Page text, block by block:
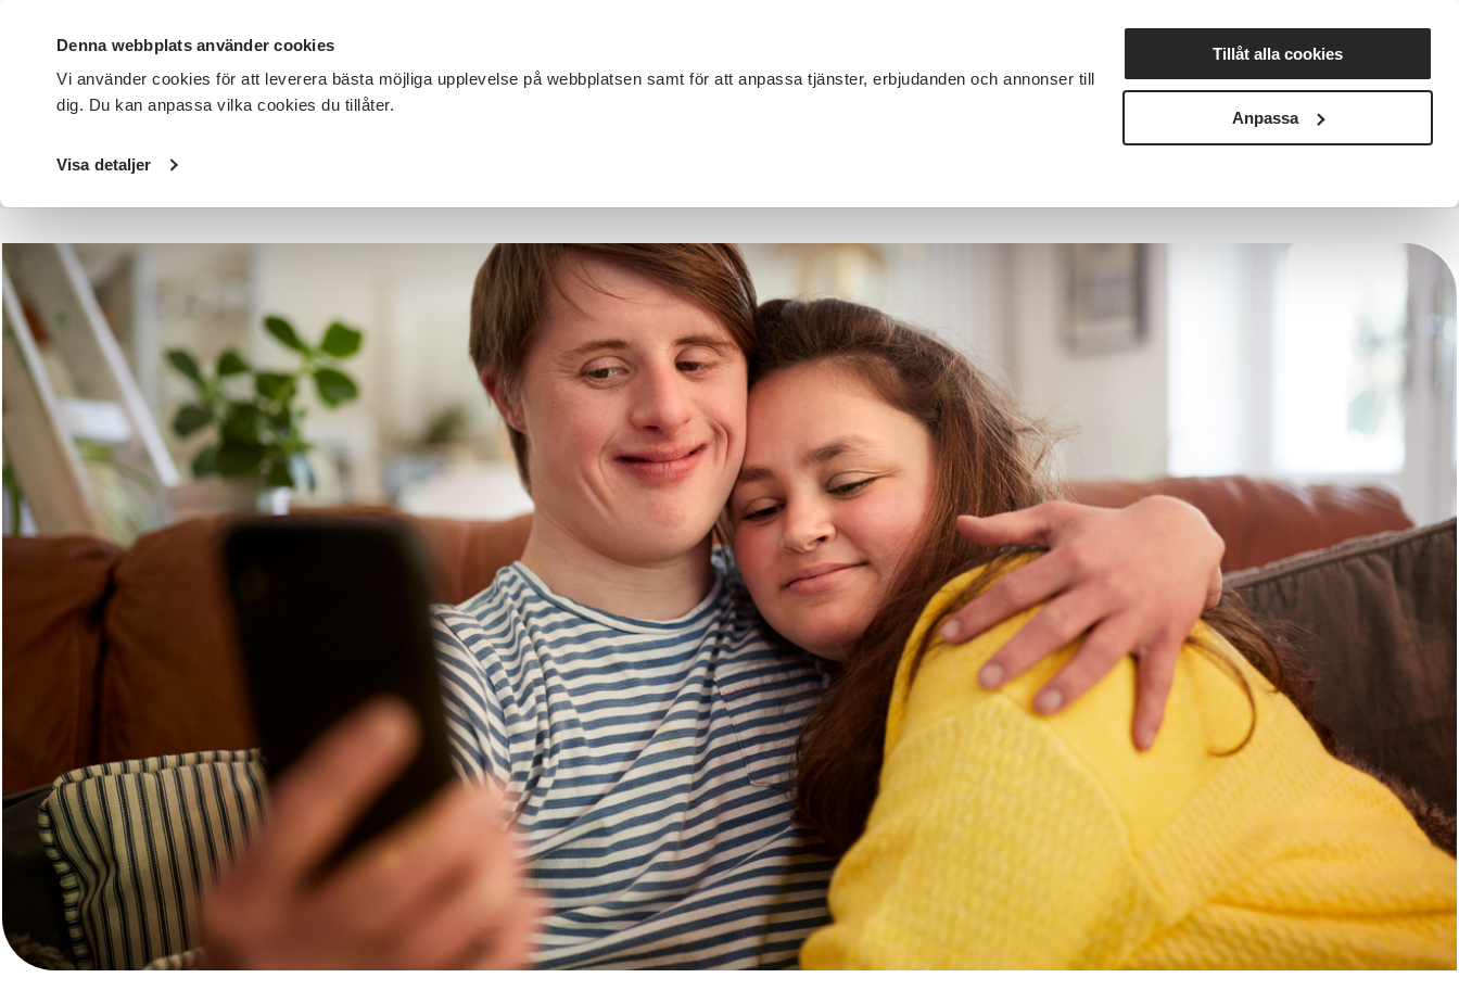
Denna webbplats använder cookies
Vi använder cookies för att leverera bästa möjliga upplevelse på webbplatsen samt för att anpassa tjänster, erbjudanden och annonser till
dig. Du kan anpassa vilka cookies du tillåter.
Visa detaljer
Tillåt alla cookies
Anpassa
DET HÄR GÖR VI FÖR DIG SOM SÖK KURSER OCH EVENEMANG Nyheter Avdelningar
Startsida / Avdelningar